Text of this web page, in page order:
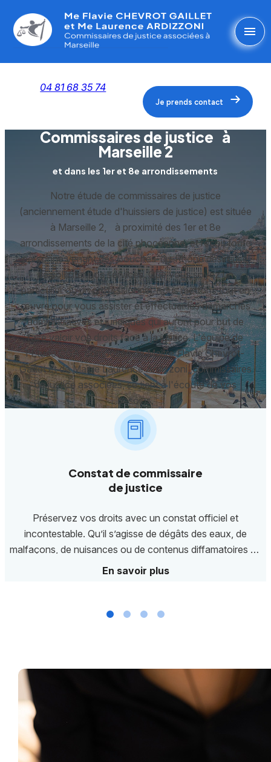
menu
04 81 68 35 74
Je prends contact
Commissaires de justice à
Marseille 2
et dans les 1er et 8e arrondissements
Notre étude de commissaires de justice
(anciennement étude d'huissiers de justice) est située
à Marseille 2, à proximité des 1er et 8e
arrondissements de la cité phocéenne, et reçoit toute
personne venant des Bouches-du-Rhône désireuse
de solliciter nos services. Que vous soyez un
particulier ou un professionnel, nous mettons tout en
œuvre pour vous assister et effectuer les démarches
administratives et juridiques qui auront pour but de
faire valoir vos droits face à la justice. L'équipe de
l'Étude CGA, composée de Maître Flavie Chevrot-
Gaillet et de Maître Laurence Ardizzoni, commissaires
de justice associées, se tient à l'écoute de vos
besoins.
Constat de commissaire
de justice
Préservez vos droits avec un constat officiel et
incontestable. Qu’il s’agisse de dégâts des eaux, de
malfaçons, de nuisances ou de contenus diffamatoires en
ligne, l'équipe de l'étude établit des constats fiables etEn savoir plus